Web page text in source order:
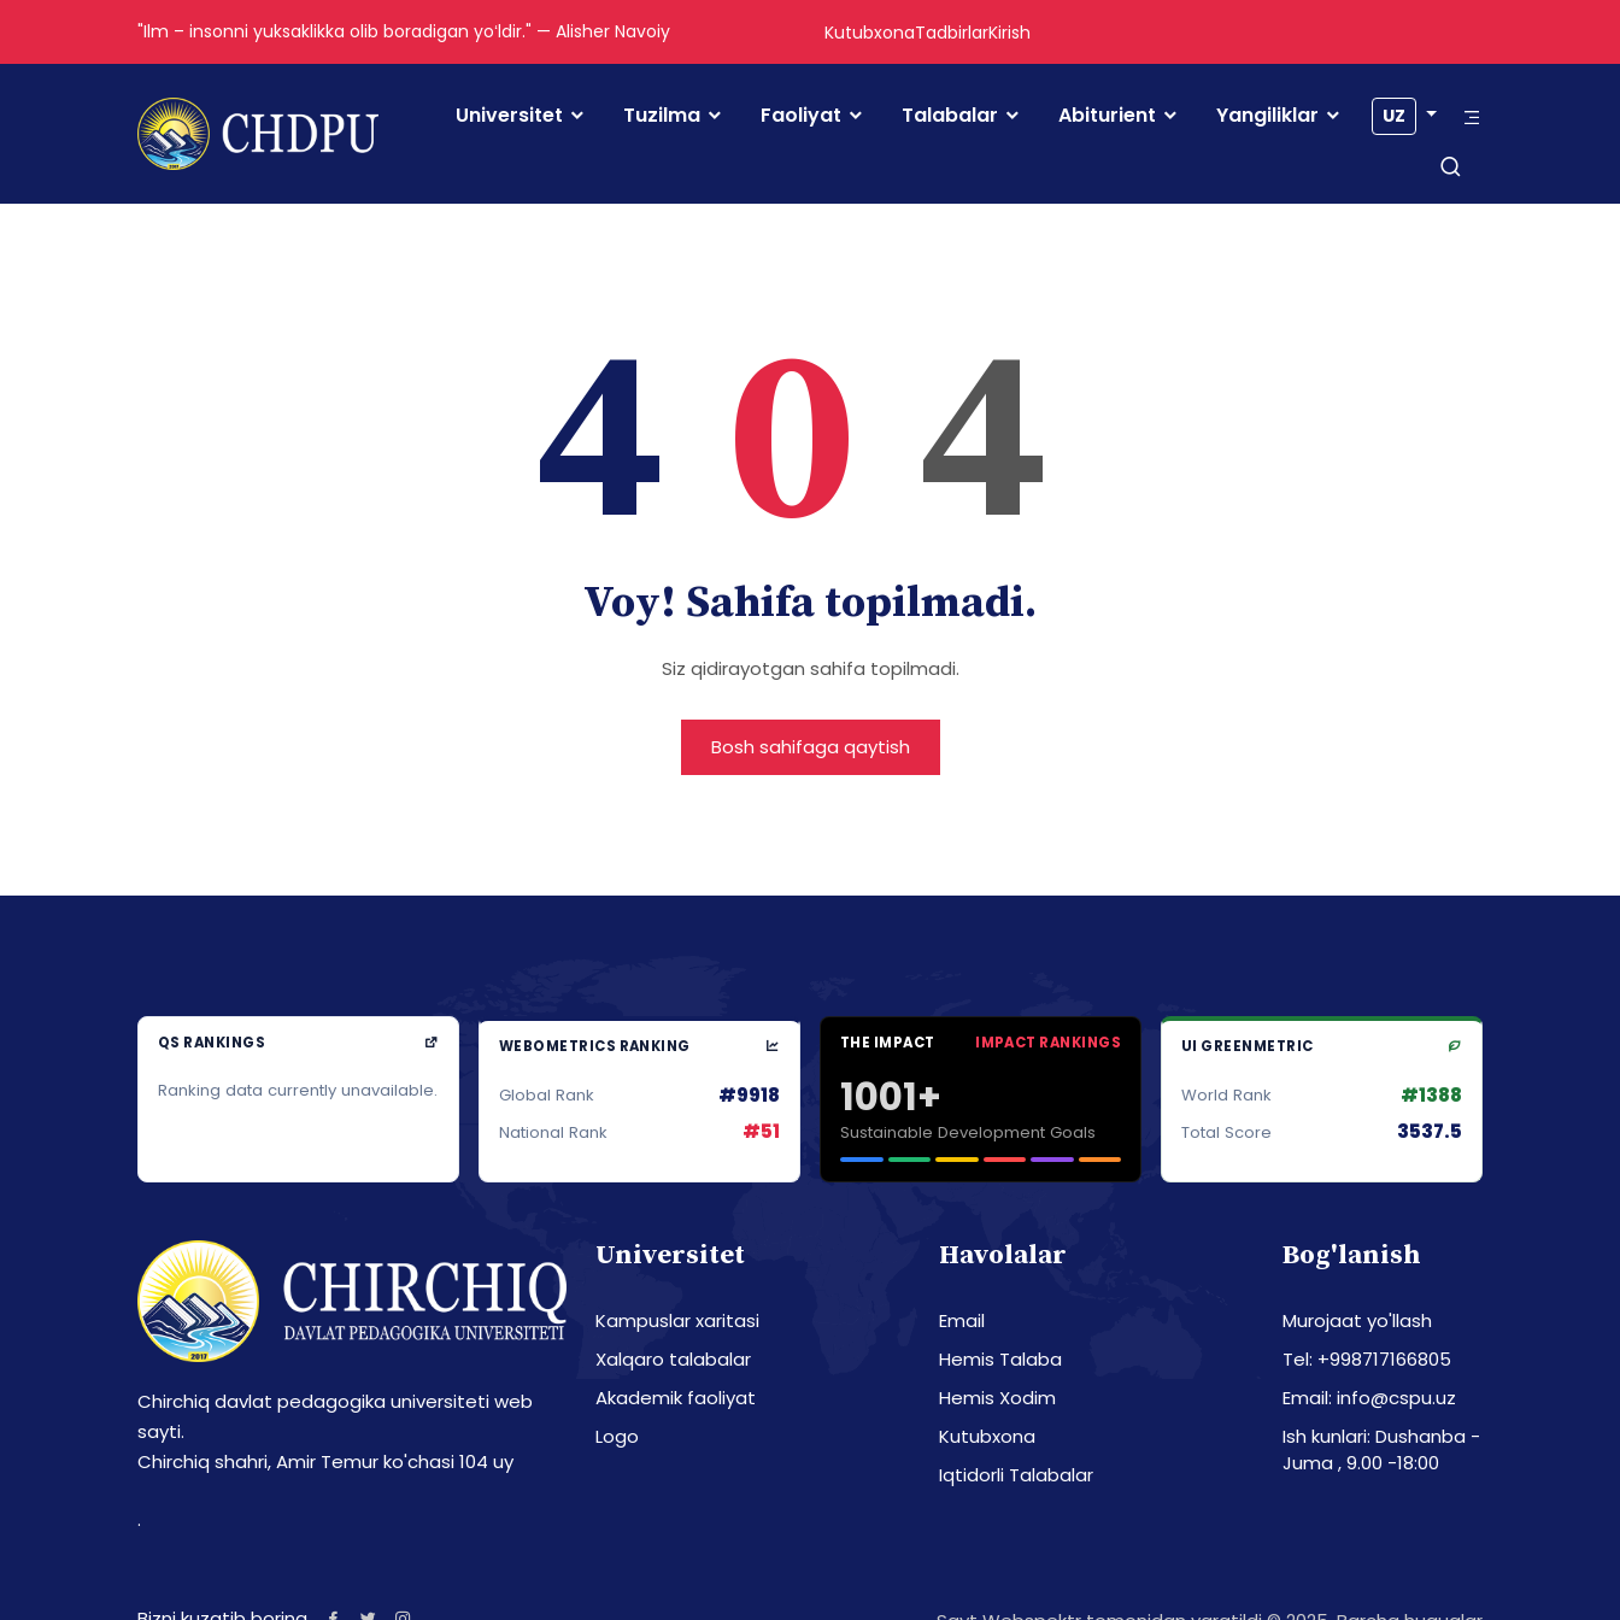
"Ilm – insonni yuksaklikka olib boradigan yoʻldir." — Alisher Navoiy KutubxonaTadbirlarKirish
Universitet Tuzilma Faoliyat Talabalar Abiturient Yangiliklar UZ
4 0 4
Voy! Sahifa topilmadi.
Siz qidirayotgan sahifa topilmadi.
Bosh sahifaga qaytish
QS RANKINGS
Ranking data currently unavailable.
WEBOMETRICS RANKING
Global Rank #9918
National Rank #51
THE IMPACT IMPACT RANKINGS
1001+
Sustainable Development Goals
UI GREENMETRIC
World Rank #1388
Total Score 3537.5
Chirchiq davlat pedagogika universiteti web
sayti.
Chirchiq shahri, Amir Temur ko'chasi 104 uy
.
Universitet
Kampuslar xaritasi
Xalqaro talabalar
Akademik faoliyat
Logo
Havolalar
Email
Hemis Talaba
Hemis Xodim
Kutubxona
Iqtidorli Talabalar
Bog'lanish
Murojaat yo'llash
Tel: +998717166805
Email: info@cspu.uz
Ish kunlari: Dushanba -
Juma , 9.00 -18:00